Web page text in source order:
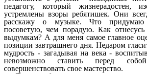
педагогу, который жизнерадостен,
устремлены взоры ребятишек. Они
расскажу о музыке. Что придумаю
посоветую, чем порадую. Как
выдумкам? А для меня самое главное
позиции завтрашнего дня. Недаром
мудрость - загадывая на века -
невозможно ставить перед
совершенствовать свое мастерство.